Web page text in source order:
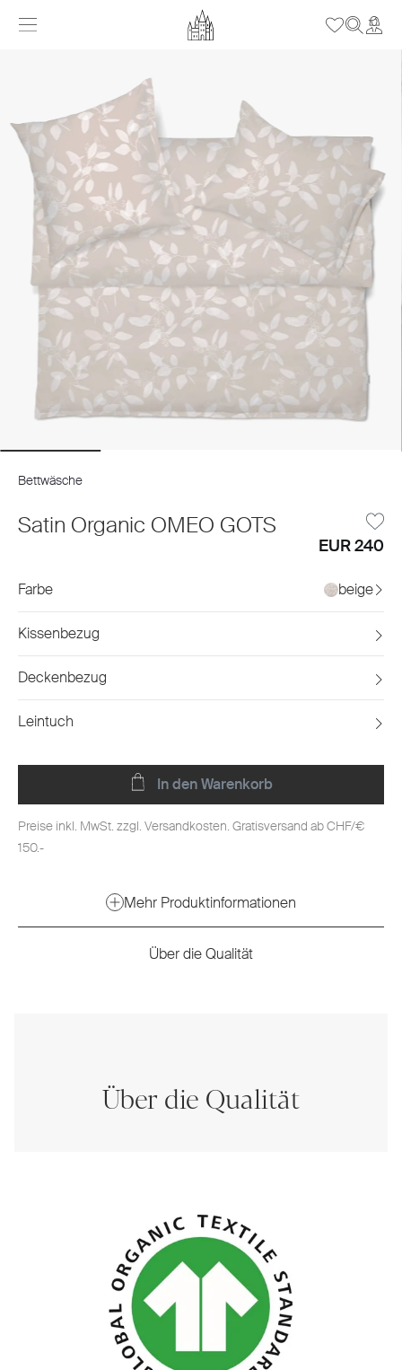
Bettwäsche
Satin Organic OMEO GOTS
EUR 240
Farbe beige
Kissenbezug
Deckenbezug
Leintuch
In den Warenkorb
Preise inkl. MwSt. zzgl. Versandkosten. Gratisversand ab CHF/€
150.-
Mehr Produktinformationen
Über die Qualität
Über die Qualität